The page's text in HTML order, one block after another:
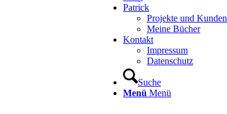
Patrick
Projekte und Kunden
Meine Bücher
Kontakt
Impressum
Datenschutz
Suche
Menü Menü